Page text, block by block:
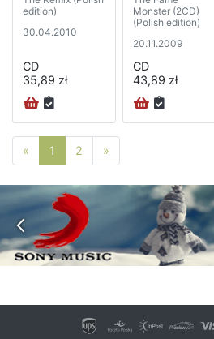
edition)
30.04.2010
CD
35,89 zł
Monster (2CD)
(Polish edition)
20.11.2009
CD
43,89 zł
« Poprzednia strona
1 2 »